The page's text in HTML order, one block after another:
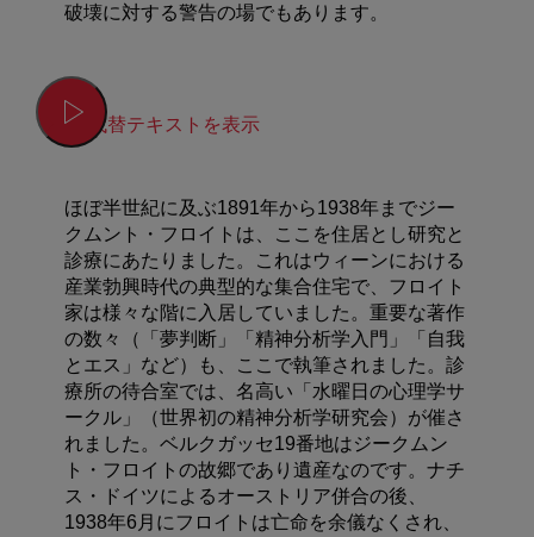
破壊に対する警告の場でもあります。
代替テキストを表示
ほぼ半世紀に及ぶ1891年から1938年までジー
クムント・フロイトは、ここを住居とし研究と
診療にあたりました。これはウィーンにおける
産業勃興時代の典型的な集合住宅で、フロイト
家は様々な階に入居していました。重要な著作
の数々（「夢判断」「精神分析学入門」「自我
とエス」など）も、ここで執筆されました。診
療所の待合室では、名高い「水曜日の心理学サ
ークル」（世界初の精神分析学研究会）が催さ
れました。ベルクガッセ19番地はジークムン
ト・フロイトの故郷であり遺産なのです。ナチ
ス・ドイツによるオーストリア併合の後、
1938年6月にフロイトは亡命を余儀なくされ、